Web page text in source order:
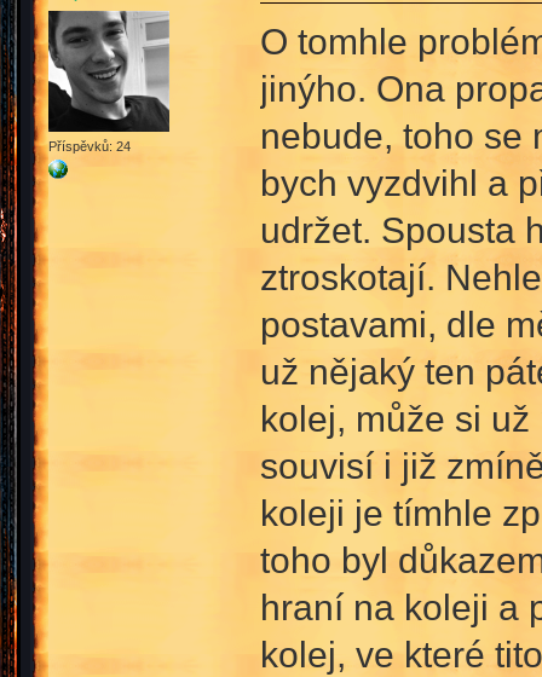
Příspěvků: 24
O tomhle
jinýho. Ona
nebude, toho se
bych vyzdvihl a
udržet. Spousta
ztroskotají.
postavami, dle
už nějaký ten
kolej, může si
souvisí i již
koleji je tímhle
toho byl
hraní na koleji a
kolej, ve které